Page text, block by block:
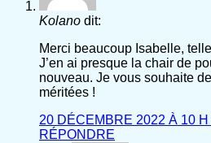
Kolano dit:
Merci beaucoup Isabelle,
J’en ai presque la chair de
nouveau. Je vous souhaite
méritées !
20 DÉCEMBRE 2022 À 10 H
RÉPONDRE